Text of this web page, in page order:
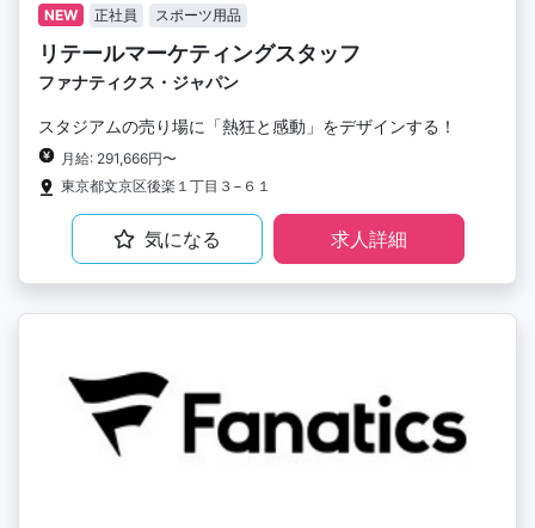
NEW 正社員 スポーツ用品
リテールマーケティングスタッフ
ファナティクス・ジャパン
スタジアムの売り場に「熱狂と感動」をデザインする！
月給: 291,666円〜
東京都文京区後楽１丁目３−６１
気になる 求人詳細